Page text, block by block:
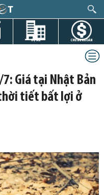
DỰ ÁN CHỨNG KHOÁN
7: Giá tại Nhật Bản
tiết bất lợi ở